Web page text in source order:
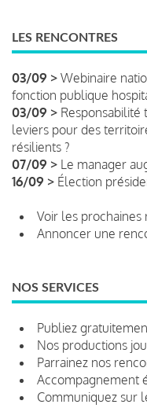
LES RENCONTRES
03/09 > Webinaire
fonction publique
03/09 > Responsabilité
leviers pour des
résilients ?
07/09 > Le manager
16/09 > Élection
Voir les prochaines
Annoncer une
NOS SERVICES
Publiez
Nos productions
Parrainez nos
Accompagnement
Communiquez sur